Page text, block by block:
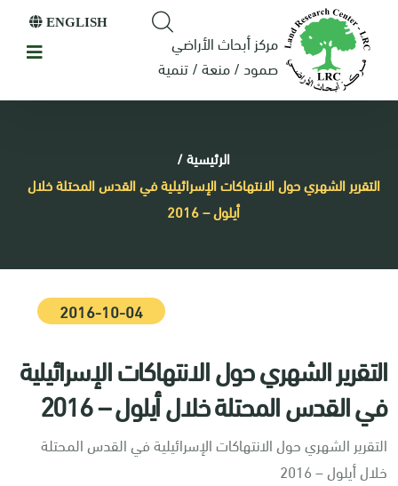
مركز أبحاث الأراضي
صمود / منعة / تنمية
ENGLISH
الرئيسية/
التقرير الشهري حول الانتهاكات الإسرائيلية في القدس المحتلة خلال
أيلول – 2016
2016-10-04
التقرير الشهري حول الانتهاكات الإسرائيلية
في القدس المحتلة خلال أيلول – 2016
التقرير الشهري حول الانتهاكات الإسرائيلية في القدس المحتلة
خلال أيلول – 2016